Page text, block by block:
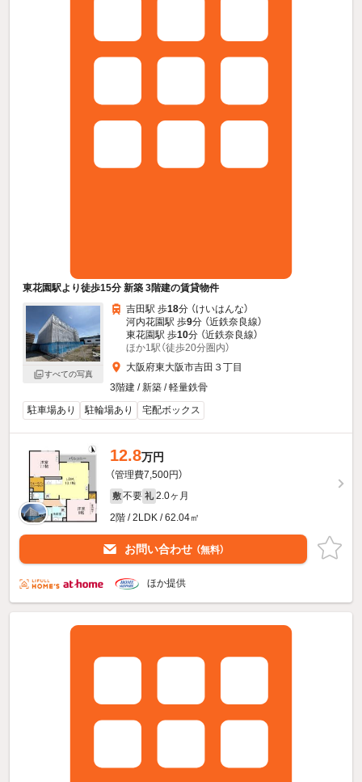
東花園駅より徒歩15分 新築 3階建の賃貸物件
すべての写真
吉田駅 歩18分 （けいはんな）
河内花園駅 歩9分 （近鉄奈良線）
東花園駅 歩10分 （近鉄奈良線）
ほか1駅（徒歩20分圏内）
大阪府東大阪市吉田３丁目
3階建 / 新築 / 軽量鉄骨
駐車場あり
駐輪場あり 宅配ボックス
12.8万円
（管理費7,500円）
敷 不要 礼 2.0ヶ月
2階 / 2LDK / 62.04㎡
お問い合わせ （無料）
ほか提供